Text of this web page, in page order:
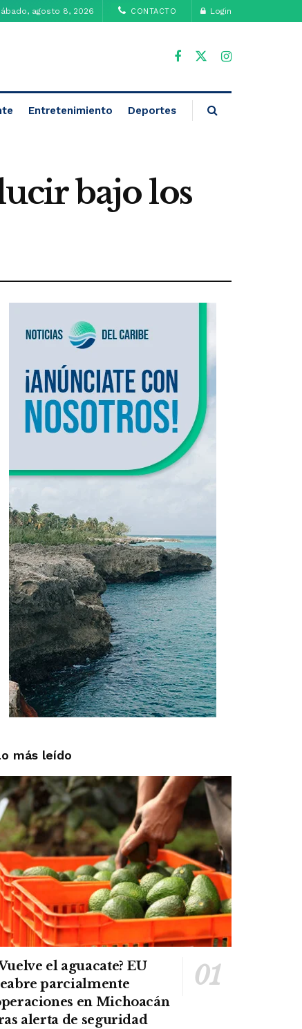
agosto 8, 2026 CONTACTO Login
Entretenimiento Deportes
bajo los
más leído
el aguacate? EU
parcialmente
en Michoacán
alerta de seguridad